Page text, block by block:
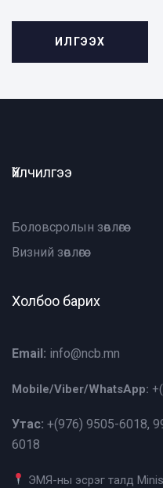
Үйлчилгээ
Боловсролын зөвлөгөө
Визний зөвлөгөө
Холбоо барих
Email: info@ncb.mn
Mobile/Viber/WhatsApp:
Утас: +(976) 9505-6018,
6018
ЭМЯ-ны эсрэг талд